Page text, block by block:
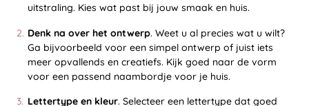
uitstraling. Kies wat past bij jouw smaak en huis.
Denk na over het ontwerp. Weet u al precies wat u wilt?
Ga bijvoorbeeld voor een simpel ontwerp of juist iets
meer opvallends en creatiefs. Kijk goed naar de vorm
voor een passend naambordje voor je huis.
Lettertype en kleur. Selecteer een lettertype dat goed